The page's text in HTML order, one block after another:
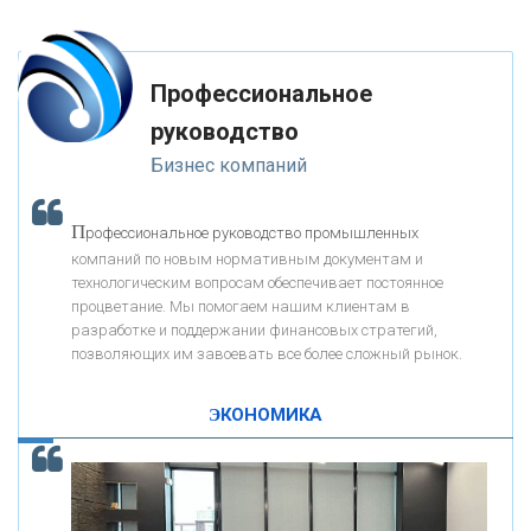
«РОСЕВРОБАНК»
«ПРЕСС-СЛУЖБА ВТБ24»
«АВТОГРАДБАНК»
«ПРОМРЕГИОНБАНК»
ОНАС
Как Система быстрых платежей за пять лет
изменила финансовый рынок - «Интервью»
-- Лучшее, что можно сделать с хорошим советом, это пропустить его
мимо ушей. Он никогда не бывает полезен никому, кроме того, кто его
-- Люблю давать советы и очень не люблю, когда их дают мне.
Профессиональное
руководство
Бизнес компаний
Профессиональное руководство промышленных
компаний по новым нормативным документам и
технологическим вопросам обеспечивает постоянное
процветание. Мы помогаем нашим клиентам в
разработке и поддержании финансовых стратегий,
позволяющих им завоевать все более сложный рынок.
ЭКОНОМИКА